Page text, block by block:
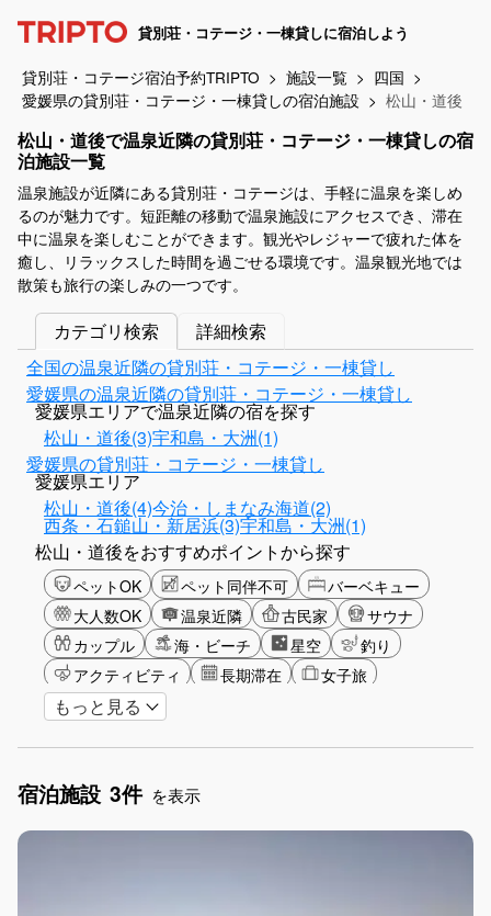
貸別荘・コテージ・一棟貸しに宿泊しよう
貸別荘・コテージ宿泊予約TRIPTO 施設一覧
四国
愛媛県の貸別荘・コテージ・一棟貸しの宿泊施設
松山・道後
松山・道後で温泉近隣の貸別荘・コテージ・一棟貸しの宿
泊施設一覧
温泉施設が近隣にある貸別荘・コテージは、手軽に温泉を楽しめ
るのが魅力です。短距離の移動で温泉施設にアクセスでき、滞在
中に温泉を楽しむことができます。観光やレジャーで疲れた体を
癒し、リラックスした時間を過ごせる環境です。温泉観光地では
散策も旅行の楽しみの一つです。
カテゴリ検索
詳細検索
全国の温泉近隣の貸別荘・コテージ・一棟貸し
愛媛県の温泉近隣の貸別荘・コテージ・一棟貸し
愛媛県エリアで温泉近隣の宿を探す
松山・道後(3)宇和島・大洲(1)
愛媛県の貸別荘・コテージ・一棟貸し
愛媛県エリア
松山・道後(4)今治・しまなみ海道(2)
西条・石鎚山・新居浜(3)宇和島・大洲(1)
松山・道後をおすすめポイントから探す
ペットOK ペット同伴不可
バーベキュー
大人数OK
温泉近隣 古民家
サウナ
カップル
海・ビーチ 星空
釣り
アクティビティ
長期滞在
女子旅
駅から徒歩圏内
もっと見る
宿泊施設 3件 を表示